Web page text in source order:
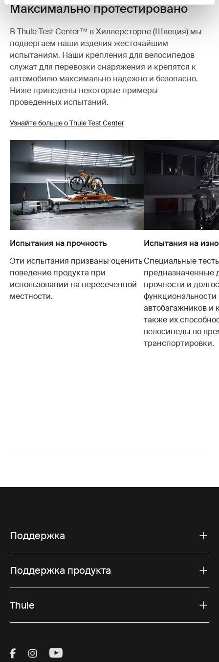
Максимально протестировано
В Thule Test Center™ в Хиллерсторпе (Швеция) мы
подвергаем наши изделия жесточайшим
испытаниям. Наши крепления для велосипедов
служат для перевозки снаряжения и крепятся к
автомобилю максимально надежно и безопасно.
Ниже приведены некоторые примеры
проведенных испытаний.
Узнайте больше о Thule Test Center
Испытания на прочность
Эти испытания призваны оценить
поведение продукта при
использовании на пересеченной
местности.
Испытания на
Специальные
предназначенные
прочности и
функциональности
автобагажников и
также их
велосипеды во
транспортировки.
Поддержка
Поддержка продукта
Thule
Visit Thule on Facebook (external link)
Visit Thule on Instagram (external link)
Visit Thule on Youtube (external